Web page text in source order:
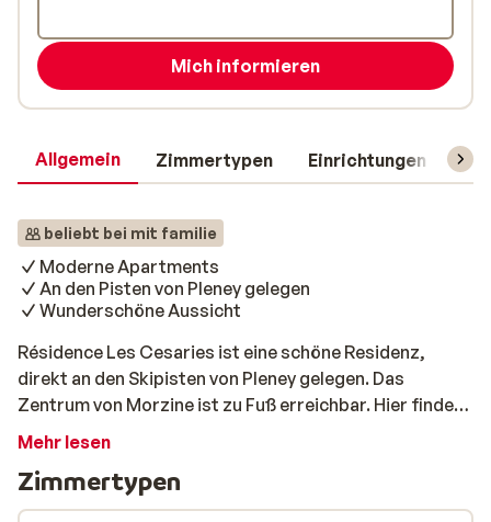
Allgemein Zimmertypen Einrichtungen
beliebt bei mit familie
Moderne Apartments
An den Pisten von Pleney gelegen
Wunderschöne Aussicht
Résidence Les Cesaries ist eine schöne Residenz,
direkt an den Skipisten von Pleney gelegen. Das
Zentrum von Morzine ist zu Fuß erreichbar. Hier findest
du Geschäfte und typische französische Restaurants.
wunderschönen Blick auf die Berge. Die Skilifte liegen
750 Meter von der Residenz entfernt und sind bequem
Mehr lesen
Zimmertypen
Mich informieren